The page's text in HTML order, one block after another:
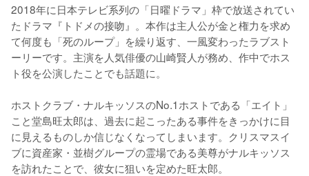
2018年に日本テレビ系列の「日曜ドラマ」枠で放送されてい
たドラマ『トドメの接吻』。本作は主人公が金と権力を求め
て何度も「死のループ」を繰り返す、一風変わったラブスト
ーリーです。主演を人気俳優の山崎賢人が務め、作中でホス
ト役を公演したことでも話題に。
ホストクラブ・ナルキッソスのNo.1ホストである「エイト」
こと堂島旺太郎は、過去に起こったある事件をきっかけに目
に見えるものしか信じなくなってしまいます。クリスマスイ
ブに資産家・並樹グループの霊場である美尊がナルキッソス
を訪れたことで、彼女に狙いを定めた旺太郎。